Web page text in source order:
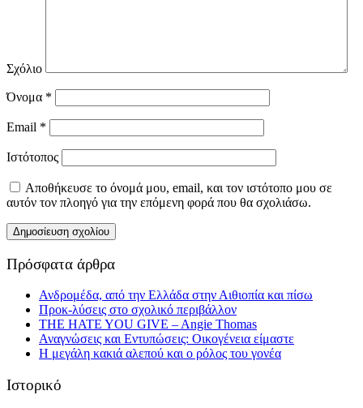
Σχόλιο
Όνομα *
Email *
Ιστότοπος
Αποθήκευσε το όνομά μου, email, και τον ιστότοπο μου σε
αυτόν τον πλοηγό για την επόμενη φορά που θα σχολιάσω.
Πρόσφατα άρθρα
Ανδρομέδα, από την Ελλάδα στην Αιθιοπία και πίσω
Προκ-λύσεις στο σχολικό περιβάλλον
THE HATE YOU GIVE – Angie Thomas
Αναγνώσεις και Εντυπώσεις: Οικογένεια είμαστε
Η μεγάλη κακιά αλεπού και ο ρόλος του γονέα
Ιστορικό